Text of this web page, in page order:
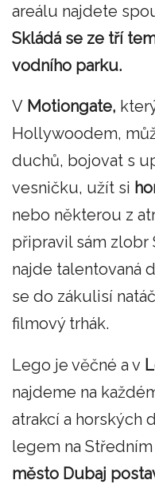
areálu najdete
Skládá se ze tří
vodního parku.
V Motiongate,
Hollywoodem,
duchů, bojovat s
vesničku, užít si
nebo některou z
připravil sám zlobr
najde talentovaná
se do zákulisí
filmový trhák.
Lego je věčné a v
najdeme na
atrakcí a horských
legem na
město Dubaj